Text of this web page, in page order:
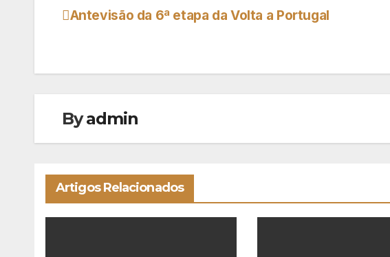
Navegação
artigos
Antevisão da 6ª etapa da Volta a Portugal
Byadmin
Artigos Relacionados